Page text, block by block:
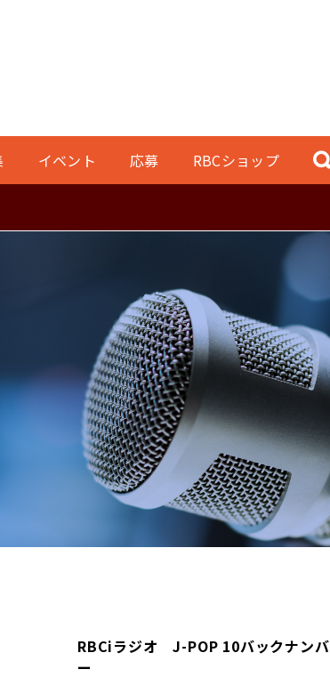
イベント 応募 RBCショップ
RBCiラジオ J-POP 10バックナンバ
ー